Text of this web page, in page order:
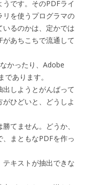
です。そのPDFライ
リを使うプログラマの
るのかは、定かでは
あちこちで流通して
かったり、Adobe
あります。
しようとがんばって
ひどいと、どうしよ
てません。どうか、
まともなPDFを作っ
キストが抽出できな